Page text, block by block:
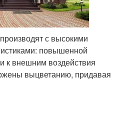
с высокими
повышенной
к внешним воздействия
выцветанию, придавая